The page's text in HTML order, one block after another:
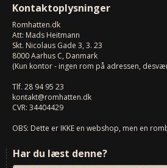
Kontaktoplysninger
Romhatten.dk
Att: Mads Heitmann
Skt. Nicolaus Gade 3, 3. 23
8000Aarhus C, Danmark
(Kun kontor - ingen rom på adressen,
Tlf. 28 94 95 23
kontakt@romhatten.dk
CVR: 34404429
OBS: Dette er IKKE en webshop, men en
Har du læst denne?